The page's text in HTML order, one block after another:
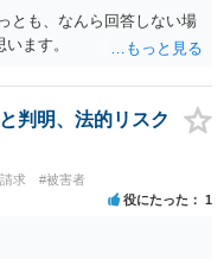
とも、なんら回答しない場
ます。
判明、法的リスク
求 #被害者
役にたった 1